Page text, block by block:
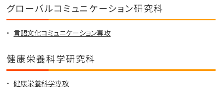
グローバルコミュニケーション研究科
言語文化コミュニケーション専攻
健康栄養科学研究科
健康栄養科学専攻